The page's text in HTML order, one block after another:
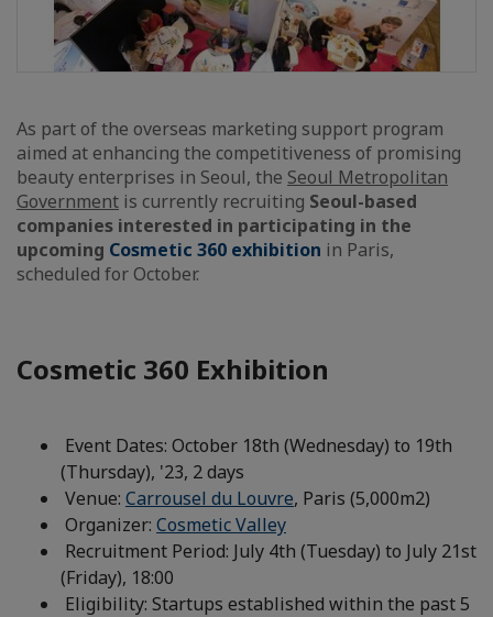
As part of the overseas marketing support program
aimed at enhancing the competitiveness of promising
beauty enterprises in Seoul, the Seoul Metropolitan
Government is currently recruiting Seoul-based
companies interested in participating in the
upcoming Cosmetic 360 exhibition in Paris,
scheduled for October.
Cosmetic 360 Exhibition
Event Dates: October 18th (Wednesday) to 19th
(Thursday), '23, 2 days
Venue: Carrousel du Louvre, Paris (5,000m2)
Organizer: Cosmetic Valley
Recruitment Period: July 4th (Tuesday) to July 21st
(Friday), 18:00
Eligibility: Startups established within the past 5